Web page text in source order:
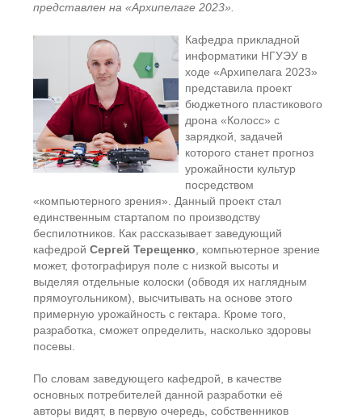
представлен на «Архипелаге 2023».
Кафедра прикладной
информатики НГУЭУ в
ходе «Архипелага 2023»
представила проект
бюджетного пластикового
дрона «Колосс» с
зарядкой, задачей
которого станет прогноз
урожайности культур
посредством
«компьютерного зрения». Данный проект стал
единственным стартапом по производству
беспилотников. Как рассказывает заведующий
кафедрой Сергей Терещенко , компьютерное зрение
может, фотографируя поле с низкой высоты и
выделяя отдельные колоски (обводя их наглядным
прямоугольником), высчитывать на основе этого
примерную урожайность с гектара. Кроме того,
разработка, сможет определить, насколько здоровы
посевы.
По словам заведующего кафедрой, в качестве
основных потребителей данной разработки её
авторы видят, в первую очередь, собственников